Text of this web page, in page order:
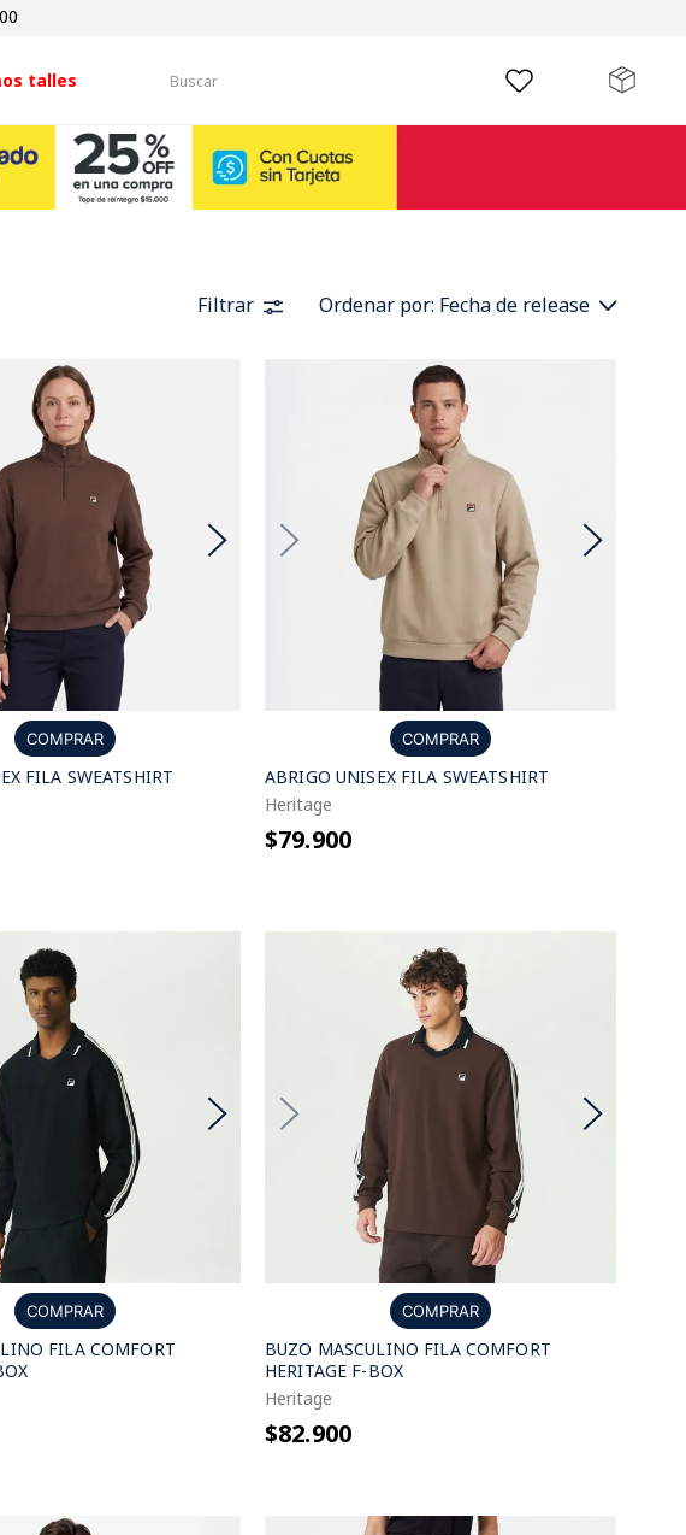
talles
Filtrar Ordenar por Fecha de release
COMPRAR
FILA SWEATSHIRT
COMPRAR
ABRIGO UNISEX FILA SWEATSHIRT
Heritage
$79.900
COMPRAR
FILA COMFORT
COMPRAR
BUZO MASCULINO FILA COMFORT
HERITAGE F-BOX
Heritage
$82.900